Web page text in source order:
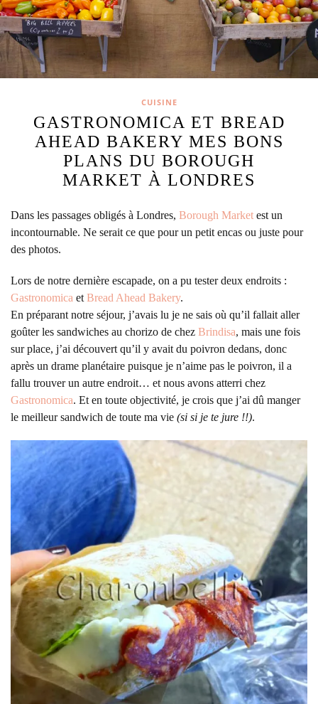
CUISINE
GASTRONOMICA ET BREAD
AHEAD BAKERY MES BONS
PLANS DU BOROUGH
MARKET À LONDRES
Dans les passages obligés à Londres, Borough Market est un
incontournable. Ne serait ce que pour un petit encas ou juste pour
des photos.
Lors de notre dernière escapade, on a pu tester deux endroits :
Gastronomica et Bread Ahead Bakery.
En préparant notre séjour, j’avais lu je ne sais où qu’il fallait aller
goûter les sandwiches au chorizo de chez Brindisa, mais une fois
sur place, j’ai découvert qu’il y avait du poivron dedans, donc
après un drame planétaire puisque je n’aime pas le poivron, il a
fallu trouver un autre endroit… et nous avons atterri chez
Gastronomica. Et en toute objectivité, je crois que j’ai dû manger
le meilleur sandwich de toute ma vie (si si je te jure !!).